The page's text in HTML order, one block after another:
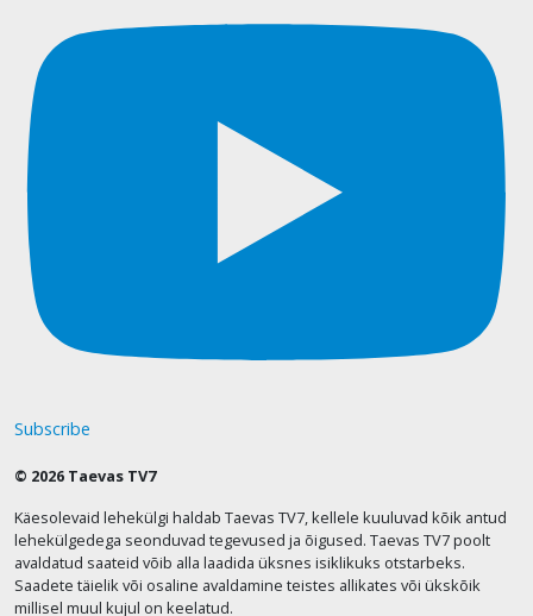
Subscribe
© 2026 Taevas TV7
Käesolevaid lehekülgi haldab Taevas TV7, kellele kuuluvad kõik antud
lehekülgedega seonduvad tegevused ja õigused. Taevas TV7 poolt
avaldatud saateid võib alla laadida üksnes isiklikuks otstarbeks.
Saadete täielik või osaline avaldamine teistes allikates või ükskõik
millisel muul kujul on keelatud.